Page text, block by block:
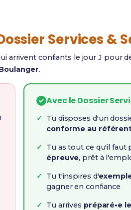
Services &
arrivent confiants le jour J pour
.
Avec le Dossier
Tu disposes d'un
conforme au
Tu as tout ce qu'il faut
épreuve, prêt à
Tu t'inspires d'
gagner en confiance
Tu arrives préparé•e